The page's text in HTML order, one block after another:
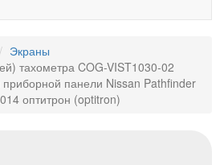
Экраны
тахометра COG-VIST1030-02
приборной панели Nissan Pathfinder
оптитрон (optitron)